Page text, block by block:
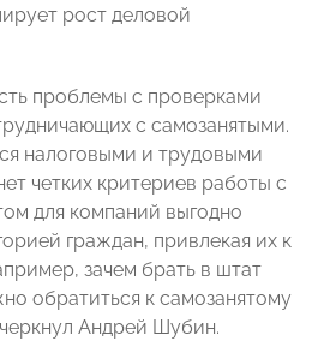
рост деловой
проблемы с проверками
с самозанятыми.
налоговыми и трудовыми
четких критериев работы с
для компаний выгодно
граждан, привлекая их к
зачем брать в штат
обратиться к самозанятому
Андрей Шубин.